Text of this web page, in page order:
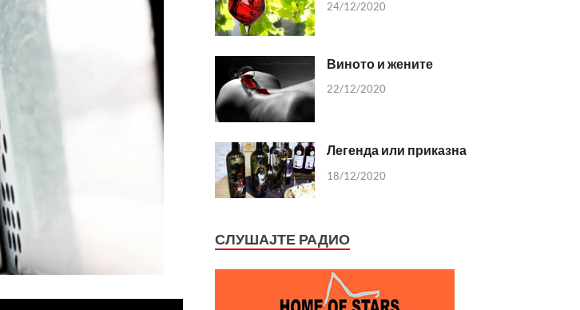
24/12/2020
Виното и жените
22/12/2020
Легенда или приказна
18/12/2020
СЛУШАЈТЕ РАДИО